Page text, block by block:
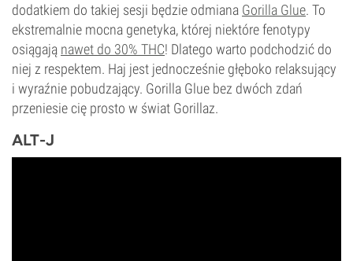
dodatkiem do takiej sesji będzie odmiana Gorilla Glue. To
ekstremalnie mocna genetyka, której niektóre fenotypy
osiągają nawet do 30% THC! Dlatego warto podchodzić do
niej z respektem. Haj jest jednocześnie głęboko relaksujący
i wyraźnie pobudzający. Gorilla Glue bez dwóch zdań
przeniesie cię prosto w świat Gorillaz.
ALT-J